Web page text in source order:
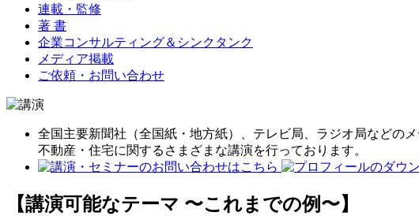
連載・監修
著 書
企業コンサルティング＆シンクタンク
メディア掲載
ご依頼・お問い合わせ
全国主要新聞社（全国紙・地方紙）、テレビ局、ラジオ局などの
不動産・住宅に関するさまざまな講演を行っております。
【講演可能なテーマ 〜これまでの例〜】